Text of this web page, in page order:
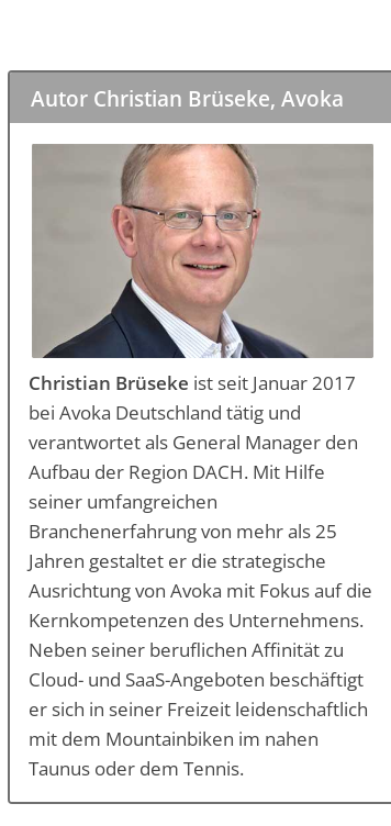
Autor Christian Brüseke, Avoka
Christian Brüseke ist seit Januar 2017
bei Avoka Deutschland tätig und
verantwortet als General Manager den
Aufbau der Region DACH. Mit Hilfe
seiner umfangreichen
Branchenerfahrung von mehr als 25
Jahren gestaltet er die strategische
Ausrichtung von Avoka mit Fokus auf die
Kernkompetenzen des Unternehmens.
Neben seiner beruflichen Affinität zu
Cloud- und SaaS-Angeboten beschäftigt
er sich in seiner Freizeit leidenschaftlich
mit dem Mountainbiken im nahen
Taunus oder dem Tennis.